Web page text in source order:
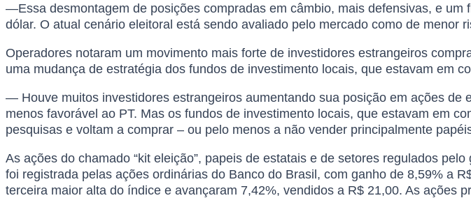
—Essa desmontagem de posições compradas em câmbio, mais defensivas, e
dólar. O atual cenário eleitoral está sendo avaliado pelo mercado como de
Operadores notaram um movimento mais forte de investidores estrangeiros
uma mudança de estratégia dos fundos de investimento locais, que estavam em
— Houve muitos investidores estrangeiros aumentando sua posição em ações
menos favorável ao PT. Mas os fundos de investimento locais, que estavam em
pesquisas e voltam a comprar – ou pelo menos a não vender principalmente
As ações do chamado “kit eleição”, papeis de estatais e de setores regulados
foi registrada pelas ações ordinárias do Banco do Brasil, com ganho de 8,59% a
terceira maior alta do índice e avançaram 7,42%, vendidos a R$ 21,00. As ações